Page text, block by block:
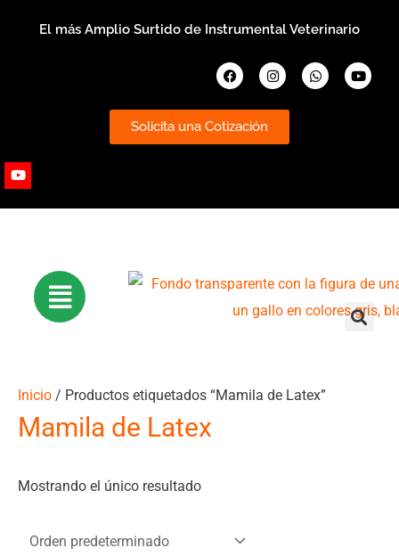
El más Amplio Surtido de Instrumental Veterinario
FacebookInstagramWhatsapp
Solicita una Cotización
Youtube
Inicio / Productos etiquetados “Mamila de Latex”
Mamila de Latex
Mostrando el único resultado